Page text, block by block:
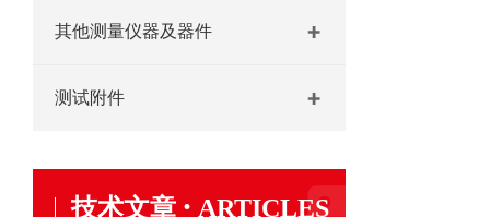
其他测量仪器及器件
测试附件
技术文章 · ARTICLES